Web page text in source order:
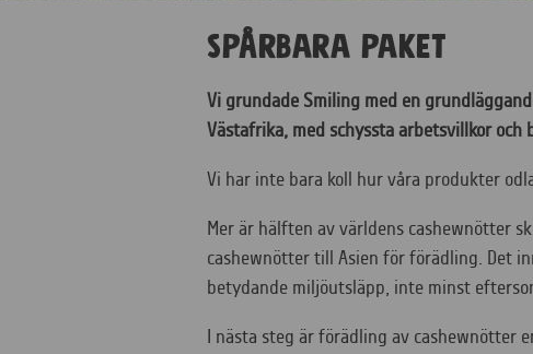
Spårbara paket
Vi grundade Smiling med en
Västafrika, med schyssta arbetsvillkor
Vi har inte bara koll hur våra produkter
Mer är hälften av världens cashewnötter
cashewnötter till Asien för förädling. Det
betydande miljöutsläpp, inte minst
I nästa steg är förädling av cashewnötter